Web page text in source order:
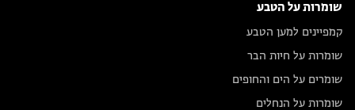
שומרות על הטבע
קמפיינים למען הטבע
שומרות על חיות הבר
שומרים על הים והחופים
שומרות על הנחלים